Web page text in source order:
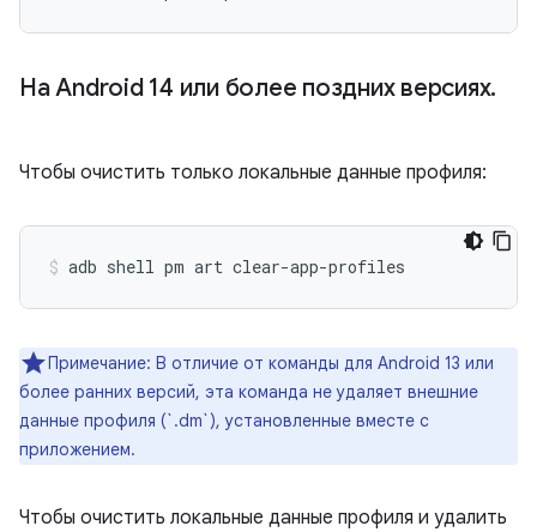
На Android 14 или более поздних версиях.
Чтобы очистить только локальные данные профиля:
adb shell pm art clear-app-profiles
Примечание: В отличие от команды для Android 13 или
более ранних версий, эта команда не удаляет внешние
данные профиля (`.dm`), установленные вместе с
приложением.
Чтобы очистить локальные данные профиля и удалить